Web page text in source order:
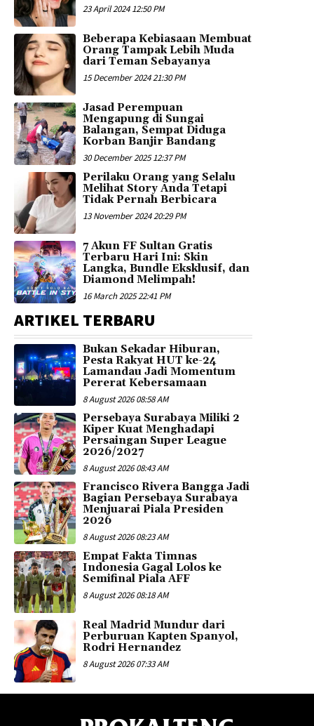
23 April 2024 12:50 PM
Beberapa Kebiasaan Membuat
Orang Tampak Lebih Muda
dari Teman Sebayanya
15 December 2024 21:30 PM
Jasad Perempuan
Mengapung di Sungai
Balangan, Sempat Diduga
Korban Banjir Bandang
30 December 2025 12:37 PM
Perilaku Orang yang Selalu
Melihat Story Anda Tetapi
Tidak Pernah Berbicara
13 November 2024 20:29 PM
7 Akun FF Sultan Gratis
Terbaru Hari Ini: Skin
Langka, Bundle Eksklusif, dan
Diamond Melimpah!
16 March 2025 22:41 PM
ARTIKEL TERBARU
Bukan Sekadar Hiburan,
Pesta Rakyat HUT ke-24
Lamandau Jadi Momentum
Pererat Kebersamaan
8 August 2026 08:58 AM
Persebaya Surabaya Miliki 2
Kiper Kuat Menghadapi
Persaingan Super League
2026/2027
8 August 2026 08:43 AM
Francisco Rivera Bangga Jadi
Bagian Persebaya Surabaya
Menjuarai Piala Presiden
2026
8 August 2026 08:23 AM
Empat Fakta Timnas
Indonesia Gagal Lolos ke
Semifinal Piala AFF
8 August 2026 08:18 AM
Real Madrid Mundur dari
Perburuan Kapten Spanyol,
Rodri Hernandez
8 August 2026 07:33 AM